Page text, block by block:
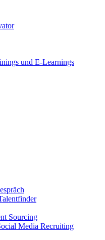
und E-Learnings
Sourcing
Media Recruiting